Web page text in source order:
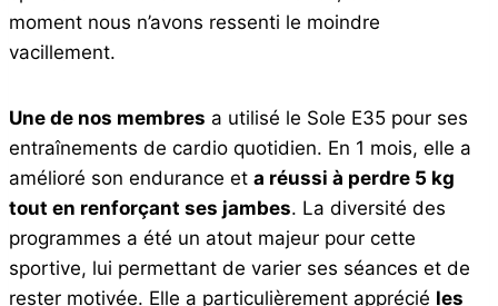
moment nous n’avons ressenti le moindre
vacillement.
Une de nos membres a utilisé le Sole E35 pour ses
entraînements de cardio quotidien. En 1 mois, elle a
amélioré son endurance et a réussi à perdre 5 kg
tout en renforçant ses jambes. La diversité des
programmes a été un atout majeur pour cette
sportive, lui permettant de varier ses séances et de
rester motivée. Elle a particulièrement apprécié les